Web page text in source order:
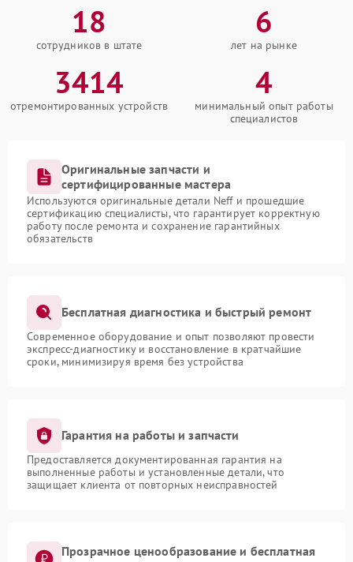
18
сотрудников в штате
6
лет на рынке
3414
отремонтированных устройств
4
минимальный опыт работы
специалистов
Оригинальные запчасти и
сертифицированные мастера
Используются оригинальные детали Neff и прошедшие
сертификацию специалисты, что гарантирует корректную
работу после ремонта и сохранение гарантийных
обязательств
Бесплатная диагностика и быстрый ремонт
Современное оборудование и опыт позволяют провести
экспресс-диагностику и восстановление в кратчайшие
сроки, минимизируя время без устройства
Гарантия на работы и запчасти
Предоставляется документированная гарантия на
выполненные работы и установленные детали, что
защищает клиента от повторных неисправностей
Прозрачное ценообразование и бесплатная